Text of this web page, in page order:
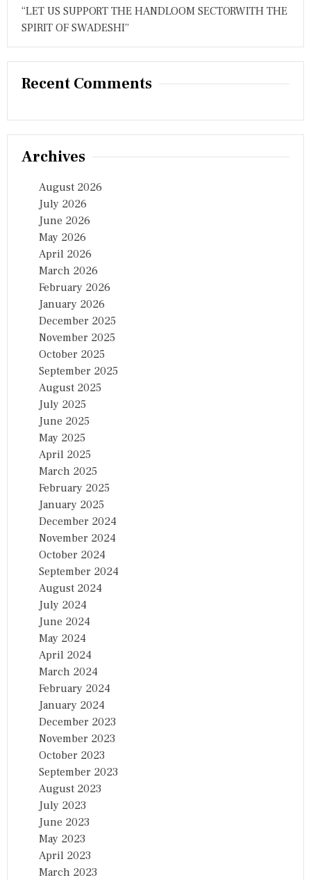
“LET US SUPPORT THE HANDLOOM SECTORWITH THE
SPIRIT OF SWADESHI”
Recent Comments
Archives
August 2026
July 2026
June 2026
May 2026
April 2026
March 2026
February 2026
January 2026
December 2025
November 2025
October 2025
September 2025
August 2025
July 2025
June 2025
May 2025
April 2025
March 2025
February 2025
January 2025
December 2024
November 2024
October 2024
September 2024
August 2024
July 2024
June 2024
May 2024
April 2024
March 2024
February 2024
January 2024
December 2023
November 2023
October 2023
September 2023
August 2023
July 2023
June 2023
May 2023
April 2023
March 2023